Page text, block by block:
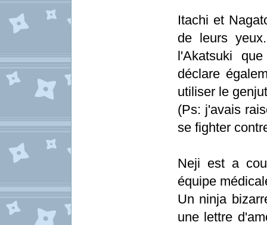
Itachi et
de leurs
l'Akatsuki
déclare
utiliser le
(Ps: j'avais
se fighter
Neji est a
équipe
Un ninja
une lettre